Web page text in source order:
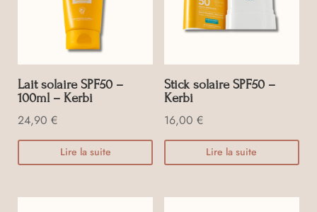
Lait solaire SPF50 –
100ml – Kerbi
24,90 €
Lire la suite
Stick solaire SPF50 –
Kerbi
16,00 €
Lire la suite